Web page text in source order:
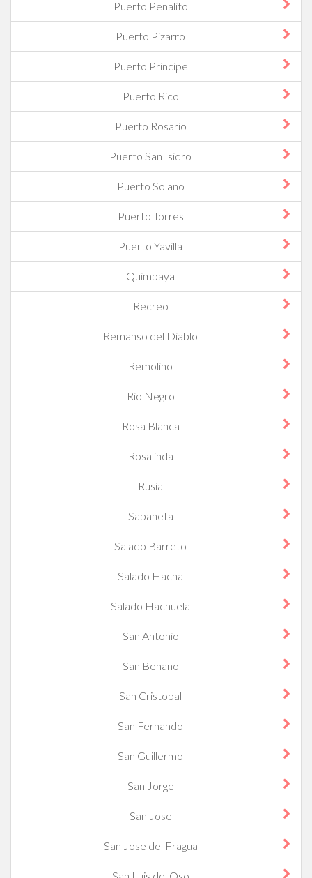
Puerto Penalito
Puerto Pizarro
Puerto Principe
Puerto Rico
Puerto Rosario
Puerto San Isidro
Puerto Solano
Puerto Torres
Puerto Yavilla
Quimbaya
Recreo
Remanso del Diablo
Remolino
Rio Negro
Rosa Blanca
Rosalinda
Rusia
Sabaneta
Salado Barreto
Salado Hacha
Salado Hachuela
San Antonio
San Benano
San Cristobal
San Fernando
San Guillermo
San Jorge
San Jose
San Jose del Fragua